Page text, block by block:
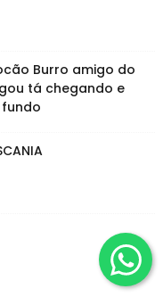
Burro amigo do
tá chegando e